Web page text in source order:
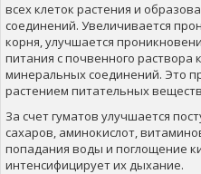
всех клеток растения и
соединений. Увеличивается
корня, улучшается
питания с почвенного раствора
минеральных соединений. Это
растением питательных
За счет гуматов улучшается
сахаров, аминокислот,
попадания воды и поглощение
интенсифицирует их дыхание.